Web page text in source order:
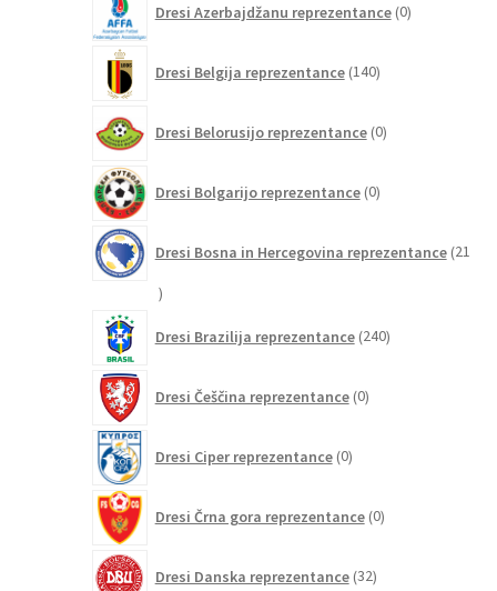
Dresi Azerbajdžanu reprezentance 0izdelkov
Dresi Belgija reprezentance 140izdelkov
Dresi Belorusijo reprezentance 0izdelkov
Dresi Bolgarijo reprezentance 0izdelkov
Dresi Bosna in Hercegovina reprezentance 21
21
Dresi Brazilija reprezentance 240izdelkov
Dresi Češčina reprezentance 0izdelkov
Dresi Ciper reprezentance 0izdelkov
Dresi Črna gora reprezentance 0izdelkov
Dresi Danska reprezentance 32izdelkov